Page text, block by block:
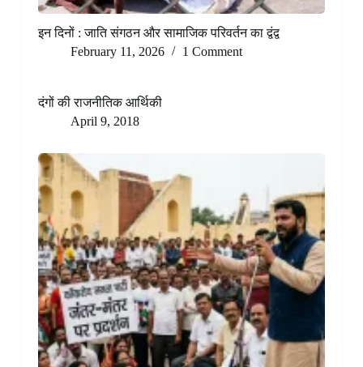
इन दिनों : जाति संगठन और सामाजिक परिवर्तन का द्वंद्व
February 11, 2026
1 Comment
दंगों की राजनीतिक आर्थिकी
April 9, 2018